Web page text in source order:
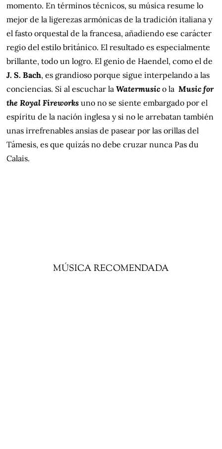
momento. En términos técnicos, su música resume lo
mejor de la ligerezas armónicas de la tradición italiana y
el fasto orquestal de la francesa, añadiendo ese carácter
regio del estilo británico. El resultado es especialmente
brillante, todo un logro. El genio de Haendel, como el de
J. S. Bach, es grandioso porque sigue interpelando a las
conciencias. Si al escuchar laWatermusic o laMusic for
the Royal Fireworks uno no se siente embargado por el
espíritu de la nación inglesa y si no le arrebatan también
unas irrefrenables ansias de pasear por las orillas del
Támesis, es que quizás no debe cruzar nunca Pas du
Calais.
MÚSICA RECOMENDADA